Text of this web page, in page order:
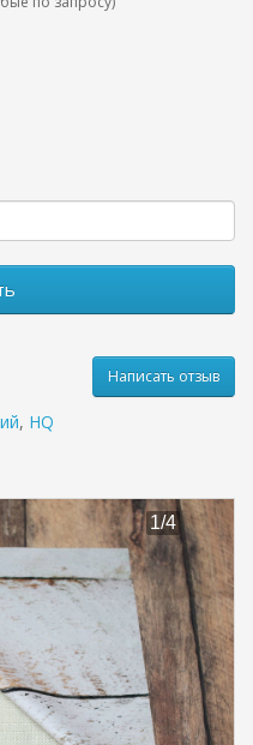
Написать отзыв
, HQ